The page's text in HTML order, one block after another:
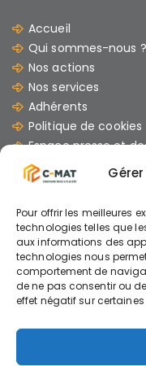
Pour offrir les meilleures
technologies telles que
aux informations des
technologies nous
comportement de
de ne pas consentir ou
effet négatif sur
Accueil
Qui sommes-nous ?
Nos actions
Nos services
Adhérents
Politique de cookies
Espace presse et
Contacts
Les dernières
07/07/
GUIDE : «
des
26/06/
AIDE A